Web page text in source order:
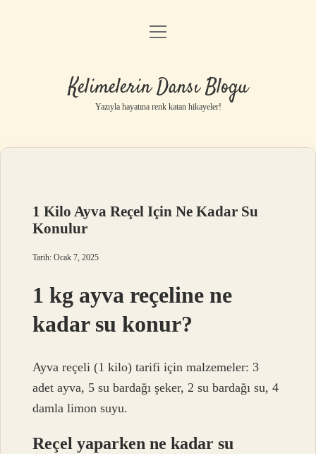
Anasayfa
Yasal Uyarı
menüyü
Kelimelerin Dansı Blogu
Yazıyla hayatına renk katan hikayeler!
1 Kilo Ayva Reçel Için Ne Kadar Su
Konulur
Tarih: Ocak 7, 2025
1 kg ayva reçeline ne
kadar su konur?
Ayva reçeli (1 kilo) tarifi için malzemeler: 3
adet ayva, 5 su bardağı şeker, 2 su bardağı su, 4
damla limon suyu.
Reçel yaparken ne kadar su